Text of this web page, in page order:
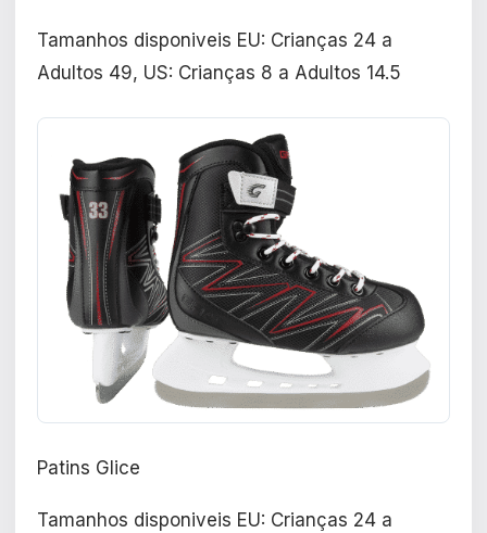
Tamanhos disponiveis EU: Crianças 24 a
Adultos 49, US: Crianças 8 a Adultos 14.5
Patins Glice
Tamanhos disponiveis EU: Crianças 24 a